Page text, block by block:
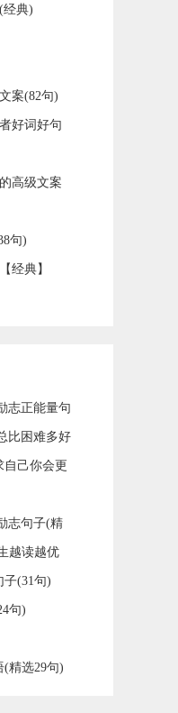
经典)
案(82句)
好词好句
高级文案
句)
经典】
志正能量句
比困难多好
自己你会更
志句子(精
越读越优
子(31句)
句)
精选29句)